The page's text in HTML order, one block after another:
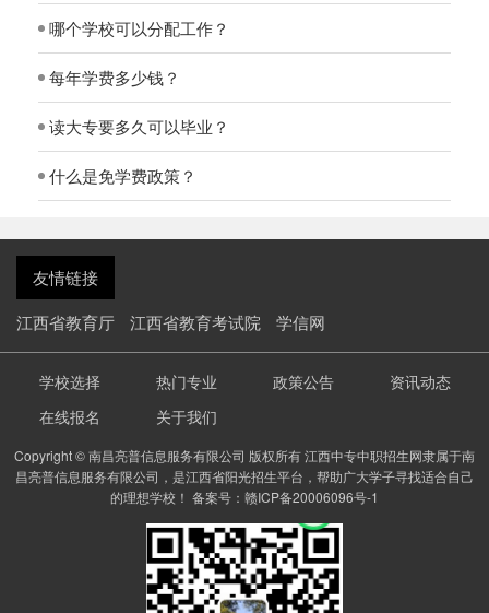
哪个学校可以分配工作？
每年学费多少钱？
读大专要多久可以毕业？
什么是免学费政策？
友情链接
江西省教育厅
江西省教育考试院 学信网
学校选择 热门专业 政策公告
资讯动态
在线报名
关于我们
Copyright © 南昌亮普信息服务有限公司 版权所有 江西中专中职招生网隶属于南
昌亮普信息服务有限公司，是江西省阳光招生平台，帮助广大学子寻找适合自己
的理想学校！ 备案号： 赣ICP备20006096号-1